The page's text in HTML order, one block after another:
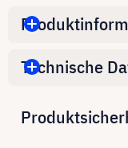
Technische